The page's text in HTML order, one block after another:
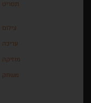
תסריט
צילום
עריכה
מוזיקה
משחק